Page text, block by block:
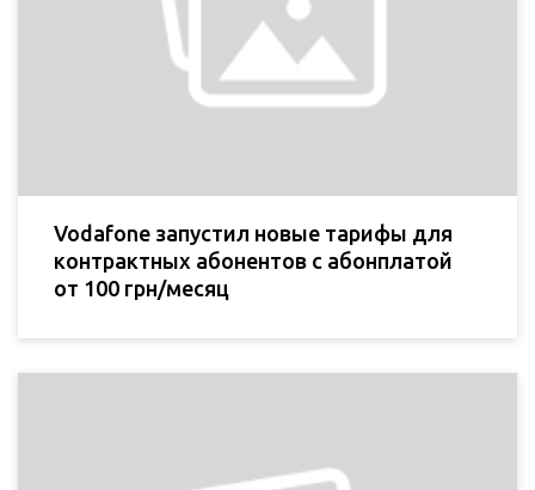
Vodafone запустил новые тарифы для
контрактных абонентов с абонплатой
от 100 грн/месяц